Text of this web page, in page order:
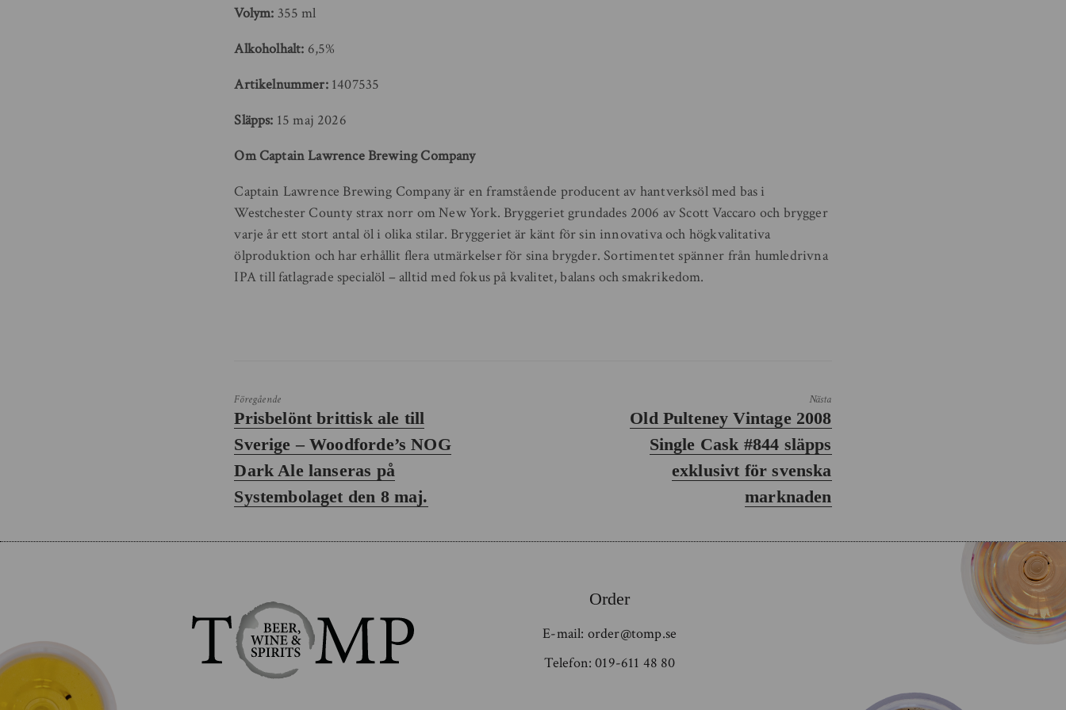
Volym: 355 ml
Alkoholhalt: 6,5%
Artikelnummer:1407535
Släpps: 15 maj 2026
Om Captain Lawrence Brewing Company
Captain Lawrence Brewing Company är en framstående producent av hantverksöl med bas i
Westchester County strax norr om New York. Bryggeriet grundades 2006 av Scott Vaccaro och brygger
varje år ett stort antal öl i olika stilar. Bryggeriet är känt för sin innovativa och högkvalitativa
ölproduktion och har erhållit flera utmärkelser för sina brygder. Sortimentet spänner från humledrivna
IPA till fatlagrade specialöl – alltid med fokus på kvalitet, balans och smakrikedom.
Föregående
Föregående
inlägg:
Prisbelönt brittisk ale till
Sverige – Woodforde’s NOG
Dark Ale lanseras på
Systembolaget den 8 maj.
Nästa
Nästa
inlägg:
Old Pulteney Vintage 2008
Single Cask #844 släpps
exklusivt för svenska
marknaden
Order
E-mail: order@tomp.se
Telefon:019-611 48 80